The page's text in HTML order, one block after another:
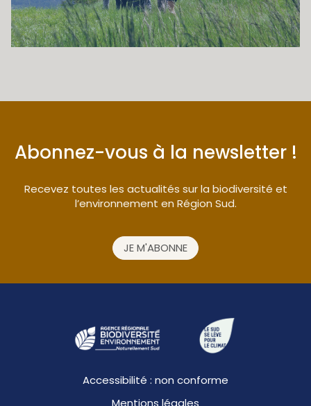
Abonnez-vous à la newsletter !
Recevez toutes les actualités sur la biodiversité et
l’environnement en Région Sud.
JE M'ABONNE
Accessibilité : non conforme
Mentions légales